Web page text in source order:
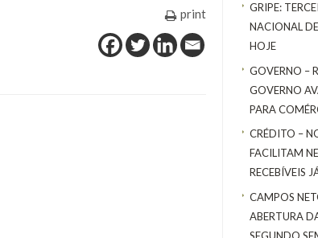
GRIPE:
NACIONAL
HOJE
GOVERNO –
GOVERNO
PARA
CRÉDITO –
FACILITAM
RECEBÍVEIS
CAMPOS
ABERTURA
SEGUNDO
print